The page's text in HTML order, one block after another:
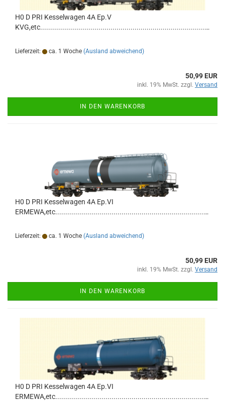
H0 D PRI Kesselwagen 4A Ep.V
KVG,etc................................................................................................................................
Lieferzeit: ca. 1 Woche (Ausland abweichend)
50,99 EUR
inkl. 19% MwSt. zzgl. Versand
IN DEN WARENKORB
H0 D PRI Kesselwagen 4A Ep.VI
ERMEWA,etc.......................................................................................................................
Lieferzeit: ca. 1 Woche (Ausland abweichend)
50,99 EUR
inkl. 19% MwSt. zzgl. Versand
IN DEN WARENKORB
H0 D PRI Kesselwagen 4A Ep.VI
ERMEWA,etc.......................................................................................................................